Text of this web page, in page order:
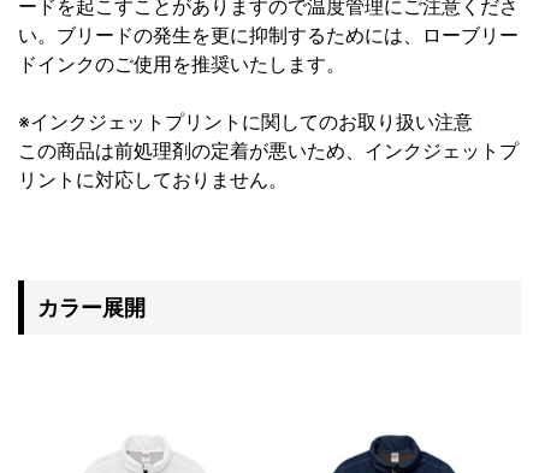
ードを起こすことがありますので温度管理にご注意くださ
い。ブリードの発生を更に抑制するためには、ローブリー
ドインクのご使用を推奨いたします。
※インクジェットプリントに関してのお取り扱い注意
この商品は前処理剤の定着が悪いため、インクジェットプ
リントに対応しておりません。
カラー展開